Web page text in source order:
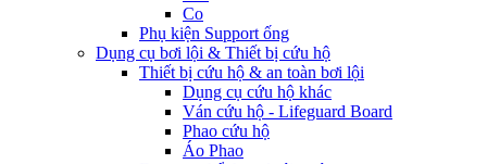
Co
Phụ kiện Support ống
Dụng cụ bơi lội & Thiết bị cứu hộ
Thiết bị cứu hộ & an toàn bơi lội
Dụng cụ cứu hộ khác
Ván cứu hộ - Lifeguard Board
Phao cứu hộ
Áo Phao